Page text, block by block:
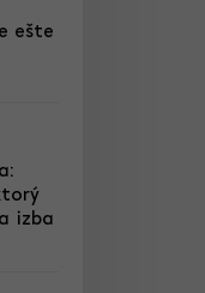
ešte
izba